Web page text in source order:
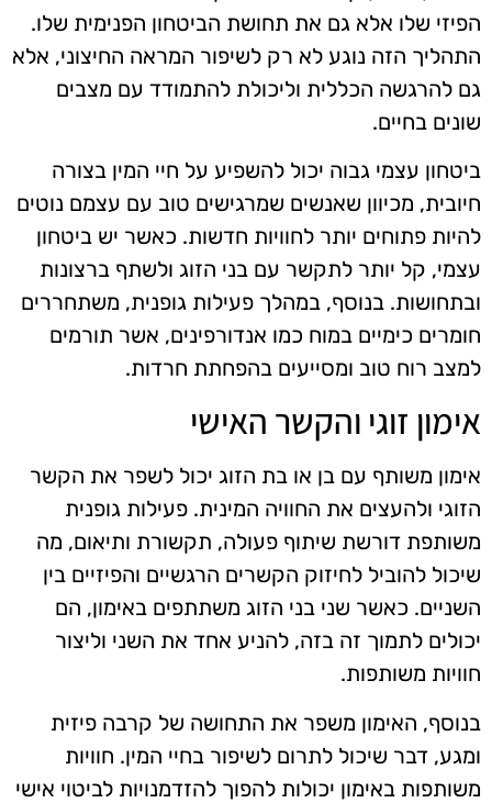
הפיזי שלו אלא גם את תחושת הביטחון הפנימית שלו.
התהליך הזה נוגע לא רק לשיפור המראה החיצוני, אלא
גם להרגשה הכללית וליכולת להתמודד עם מצבים
שונים בחיים.
ביטחון עצמי גבוה יכול להשפיע על חיי המין בצורה
חיובית, מכיוון שאנשים שמרגישים טוב עם עצמם נוטים
להיות פתוחים יותר לחוויות חדשות. כאשר יש ביטחון
עצמי, קל יותר לתקשר עם בני הזוג ולשתף ברצונות
ובתחושות. בנוסף, במהלך פעילות גופנית, משתחררים
חומרים כימיים במוח כמו אנדורפינים, אשר תורמים
למצב רוח טוב ומסייעים בהפחתת חרדות.
אימון זוגי והקשר האישי
אימון משותף עם בן או בת הזוג יכול לשפר את הקשר
הזוגי ולהעצים את החוויה המינית. פעילות גופנית
משותפת דורשת שיתוף פעולה, תקשורת ותיאום, מה
שיכול להוביל לחיזוק הקשרים הרגשיים והפיזיים בין
השניים. כאשר שני בני הזוג משתתפים באימון, הם
יכולים לתמוך זה בזה, להניע אחד את השני וליצור
חוויות משותפות.
בנוסף, האימון משפר את התחושה של קרבה פיזית
ומגע, דבר שיכול לתרום לשיפור בחיי המין. חוויות
משותפות באימון יכולות להפוך להזדמנויות לביטוי אישי